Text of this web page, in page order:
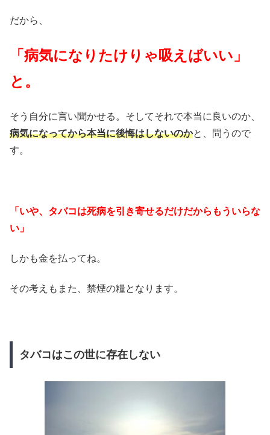
だから、
「病気になりたけりゃ吸えばいい」
と。
そう自分に言い聞かせる。そしてそれで本当に良いのか、
病気になってから本当に後悔はしないのかと、問うので
す。
「いや、タバコは死病を引き寄せるだけだからもういらな
い」
しかも金を払ってね。
その考えもまた、禁煙の糧となります。
タバコはこの世に存在しない